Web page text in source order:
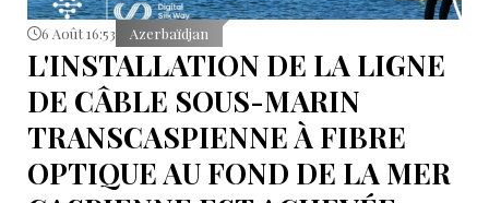
6 Août 16:53 Azerbaïdjan
L'INSTALLATION DE LA LIGNE
DE CÂBLE SOUS-MARIN
TRANSCASPIENNE À FIBRE
OPTIQUE AU FOND DE LA MER